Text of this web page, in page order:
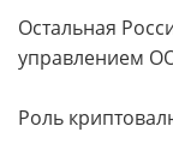
Остальная
управлением
Роль